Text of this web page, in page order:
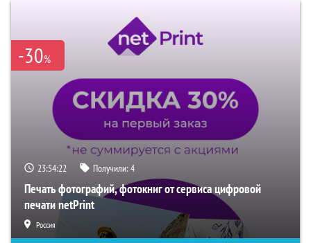
-30%
23:54:21 Получили:4
Печать фотографий, фотокниг от сервиса цифровой
печати netPrint
Россия